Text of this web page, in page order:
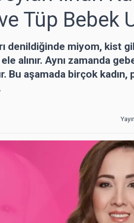
Tüp Bebek
denildiğinde miyom, kist
alınır. Aynı zamanda
Bu aşamada birçok